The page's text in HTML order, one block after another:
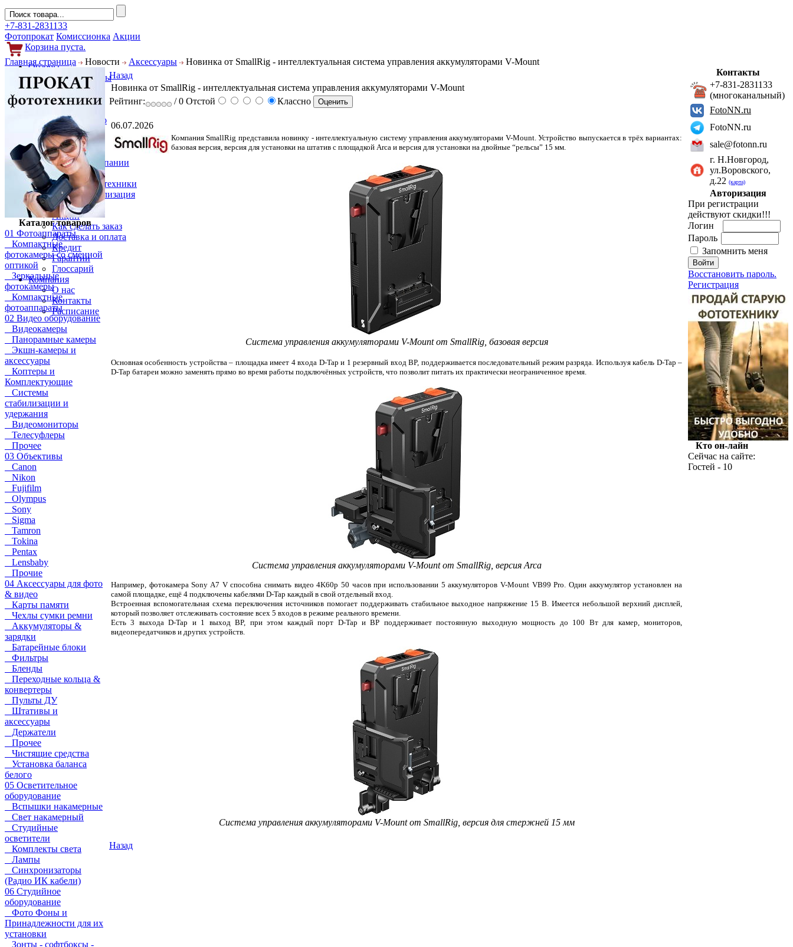
+7-831-2831133
Фотопрокат Комиссионка Акции
Корзина пуста.
Обзоры
Фотоаппараты
Объективы
Фильтры
Фото и видео
Гаджеты
Аксессуары
Слухи
Новости компании
Услуги
Прокат фототехники
Выкуп и реализация
Покупателям
Акции
Как сделать заказ
Доставка и оплата
Кредит
Гарантии
Глоссарий
Компания
О нас
Контакты
Расписание
Главная страница Новости Аксессуары Новинка от SmallRig - интеллектуальная система управления аккумуляторами V-Mount
Каталог товаров
01 Фотоаппараты
Компактные
фотокамеры со сменной
оптикой
Зеркальные
фотокамеры
Компактные
фотоаппараты
02 Видео оборудование
Видеокамеры
Панорамные камеры
Экшн-камеры и
аксессуары
Коптеры и
Комплектующие
Системы
стабилизации и
удержания
Видеомониторы
Телесуфлеры
Прочее
03 Объективы
Canon
Nikon
Fujifilm
Olympus
Sony
Sigma
Tamron
Tokina
Pentax
Lensbaby
Прочие
04 Аксессуары для фото
& видео
Карты памяти
Чехлы сумки ремни
Аккумуляторы &
зарядки
Батарейные блоки
Фильтры
Бленды
Переходные кольца &
конвертеры
Пульты ДУ
Штативы и
аксессуары
Держатели
Прочее
Чистящие средства
Установка баланса
белого
05 Осветительное
оборудование
Вспышки накамерные
Свет накамерный
Студийные
осветители
Комплекты света
Лампы
Синхронизаторы
(Радио ИК кабели)
06 Студийное
оборудование
Фото Фоны и
Принадлежности для их
установки
Зонты - софтбоксы -
Назад
Новинка от SmallRig - интеллектуальная система управления аккумуляторами V-Mount
Рейтинг:
/ 0 Отстой Классно
06.07.2026
Компания SmallRig представила новинку - интеллектуальную систему управления аккумуляторами V-Mount. Устройство выпускается в трёх вариантах:
базовая версия, версия для установки на штатив с площадкой Arca и версия для установки на двойные “рельсы” 15 мм.
Система управления аккумуляторами V-Mount от SmallRig, базовая версия
Основная особенность устройства – площадка имеет 4 входа D-Tap и 1 резервный вход BP, поддерживается последовательный режим разряда. Используя кабель D-Tap –
D-Tap батареи можно заменять прямо во время работы подключённых устройств, что позволит питать их практически неограниченное время.
Система управления аккумуляторами V-Mount от SmallRig, версия Arca
Например, фотокамера Sony A7 V способна снимать видео 4K60p 50 часов при использовании 5 аккумуляторов V-Mount VB99 Pro. Один аккумулятор установлен на
самой площадке, ещё 4 подключены кабелями D-Tap каждый в свой отдельный вход.
Встроенная вспомогательная схема переключения источников помогает поддерживать стабильное выходное напряжение 15 В. Имеется небольшой верхний дисплей,
который позволяет отслеживать состояние всех 5 входов в режиме реального времени.
Есть 3 выхода D-Tap и 1 выход BP, при этом каждый порт D-Tap и BP поддерживает постоянную выходную мощность до 100 Вт для камер, мониторов,
видеопередатчиков и других устройств.
Система управления аккумуляторами V-Mount от SmallRig, версия для стержней 15 мм
Назад
Контакты
+7-831-2831133
(многоканальный)
FotoNN.ru
FotoNN.ru
sale@fotonn.ru
г. Н.Новгород,
ул.Воровского,
д.22 (карта)
Авторизация
При регистрации
действуют скидки!!!
Логин
Пароль
Запомнить меня
Восстановить пароль.
Регистрация
Кто он-лайн
Сейчас на сайте:
Гостей - 10